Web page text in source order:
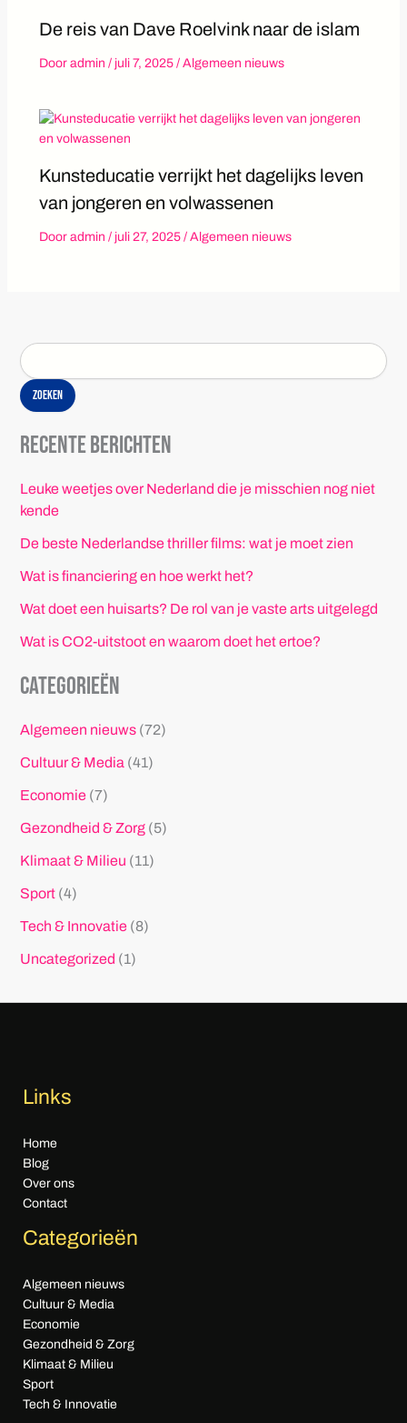
De reis van Dave Roelvink naar de islam
Door admin / juli 7, 2025 / Algemeen nieuws
Kunsteducatie verrijkt het dagelijks leven
van jongeren en volwassenen
Door admin / juli 27, 2025 / Algemeen nieuws
Zoeken
Recente berichten
Leuke weetjes over Nederland die je misschien nog niet
kende
De beste Nederlandse thriller films: wat je moet zien
Wat is financiering en hoe werkt het?
Wat doet een huisarts? De rol van je vaste arts uitgelegd
Wat is CO2-uitstoot en waarom doet het ertoe?
Categorieën
Algemeen nieuws(72)
Cultuur & Media (41)
Economie(7)
Gezondheid & Zorg(5)
Klimaat & Milieu (11)
Sport(4)
Tech & Innovatie(8)
Uncategorized (1)
Links
Home
Blog
Over ons
Contact
Categorieën
Algemeen nieuws
Cultuur & Media
Economie
Gezondheid & Zorg
Klimaat & Milieu
Sport
Tech & Innovatie